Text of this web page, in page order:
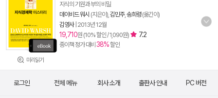
미리읽기
지식의 기원과 부의 비밀
데이비드 워시 (지은이), 김민주, 송희령(옮긴이)
김영사| 2013년 12월
19,710원 (10% 할인 / 1,090원) 7.2
종이책 정가 대비 38%할인
로그인 전체 메뉴 회사 소개 출판사 안내 PC 버전